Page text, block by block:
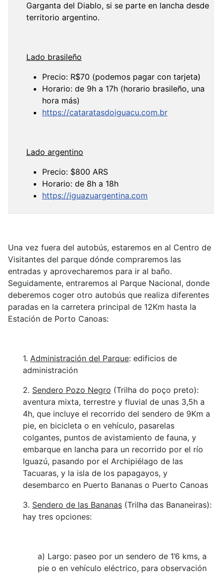
Garganta del Diablo, si se parte en lancha desde
territorio argentino.
Lado brasileño
Precio: R$70 (podemos pagar con tarjeta)
Horario: de 9h a 17h (horario brasileño, una
hora más)
https://cataratasdoiguacu.com.br
Lado argentino
Precio: $800 ARS
Horario: de 8h a 18h
https://iguazuargentina.com
Una vez fuera del autobús, estaremos en al Centro de
Visitantes del parque dónde compraremos las
entradas y aprovecharemos para ir al baño.
Seguidamente, entraremos al Parque Nacional, donde
deberemos coger otro autobús que realiza diferentes
paradas en la carretera principal de 12Km hasta la
Estación de Porto Canoas:
1. Administración del Parque: edificios de
administración
2. Sendero Pozo Negro (Trilha do poço preto):
aventura mixta, terrestre y fluvial de unas 3,5h a
4h, que incluye el recorrido del sendero de 9Km a
pie, en bicicleta o en vehículo, pasarelas
colgantes, puntos de avistamiento de fauna, y
embarque en lancha para un recorrido por el río
Iguazú, pasando por el Archipiélago de las
Tacuaras, y la isla de los papagayos, y
desembarco en Puerto Bananas o Puerto Canoas
3. Sendero de las Bananas (Trilha das Bananeiras):
hay tres opciones:
a) Largo: paseo por un sendero de 1’6 kms, a
pie o en vehículo eléctrico, para observación